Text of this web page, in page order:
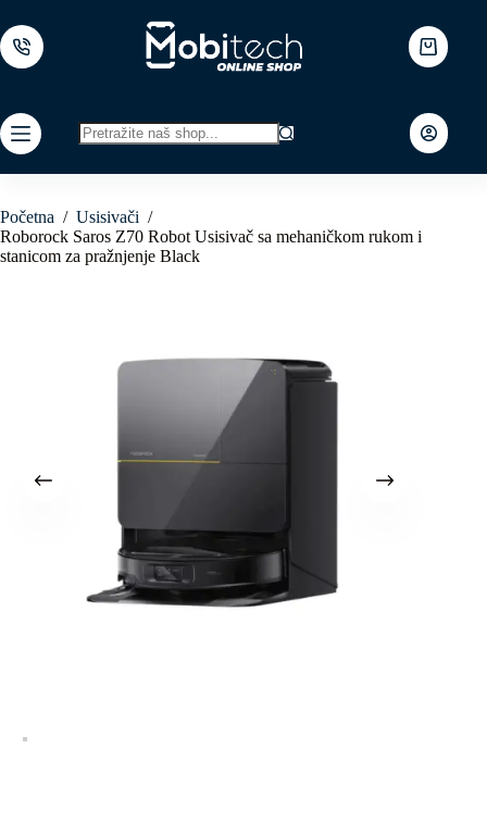
to
content
Shopping
cart
results
Početna / Usisivači /
Roborock Saros Z70 Robot Usisivač sa mehaničkom rukom i
stanicom za pražnjenje Black